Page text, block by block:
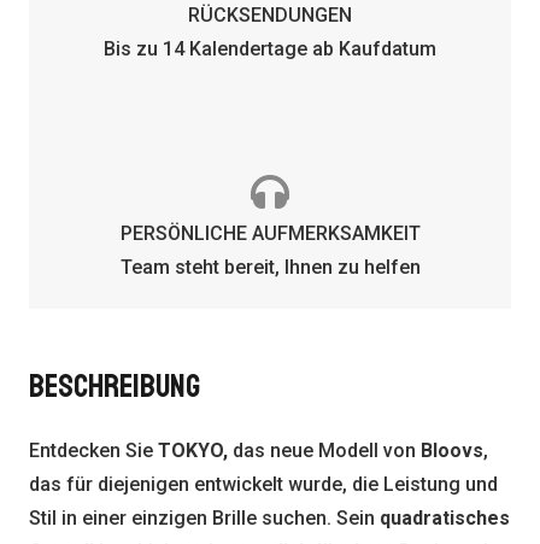
RÜCKSENDUNGEN
Bis zu 14 Kalendertage ab Kaufdatum
PERSÖNLICHE AUFMERKSAMKEIT
Team steht bereit, Ihnen zu helfen
BESCHREIBUNG
Entdecken Sie TOKYO, das neue Modell von Bloovs,
das für diejenigen entwickelt wurde, die Leistung und
Stil in einer einzigen Brille suchen. Sein quadratisches